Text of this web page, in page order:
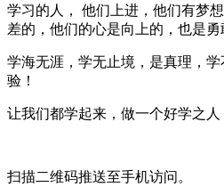
学习的人， 他们上进，他们有梦
差的，他们的心是向上的，也是勇
学海无涯，学无止境，是真理，
验！
让我们都学起来，做一个好学之人
扫描二维码推送至手机访问。